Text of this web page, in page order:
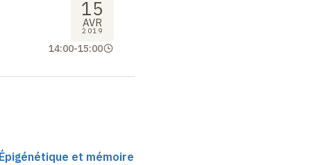
15
AVR
2019
14:00-15:00
et mémoire